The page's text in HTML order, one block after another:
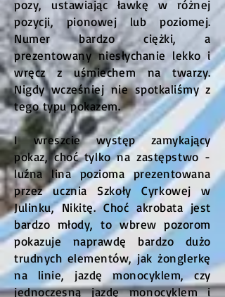
pozy, ustawiając ławkę w różnej
pozycji, pionowej lub poziomej.
Numer bardzo ciężki, a
prezentowany niesłychanie lekko i
wręcz z uśmiechem na twarzy.
Nigdy wcześniej nie spotkaliśmy z
tego typu pokazem.
I wreszcie występ zamykający
pokaz, choć tylko na zastępstwo -
luźna lina pozioma prezentowana
przez ucznia Szkoły Cyrkowej w
Julinku, Nikitę. Choć akrobata jest
bardzo młody, to wbrew pozorom
pokazuje naprawdę bardzo dużo
trudnych elementów, jak żonglerkę
na linie, jazdę monocyklem, czy
jednoczesną jazdę monocyklem i